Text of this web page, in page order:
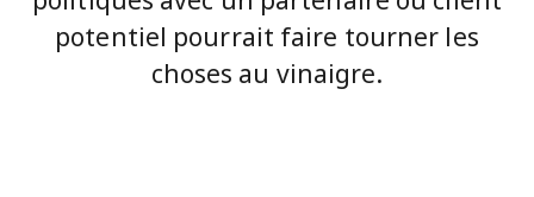
potentiel pourrait faire tourner les
choses au vinaigre.